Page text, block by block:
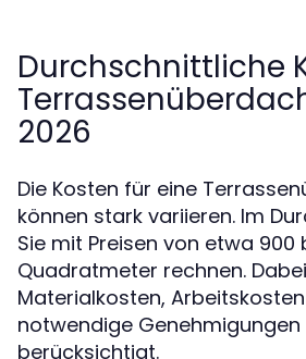
Durchschnittliche
2026
Die Kosten für eine
können stark variieren. Im
Sie mit Preisen von etwa 900
Quadratmeter rechnen.
Materialkosten,
notwendige
berücksichtigt.